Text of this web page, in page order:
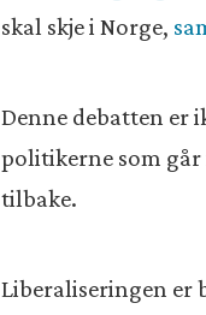
skal skje i Norge,
Denne debatten er
politikerne som går
tilbake.
Liberaliseringen er